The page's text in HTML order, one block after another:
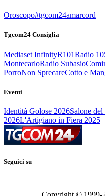
Oroscopo#tgcom24amarcord
Tgcom24 Consiglia
Mediaset InfinityR101Radio
MontecarloRadio Subasio
PorroNon SprecareCotto e
Eventi
Identità Golose 2026Salone
2026L'Artigiano in Fiera 2025
Seguici su